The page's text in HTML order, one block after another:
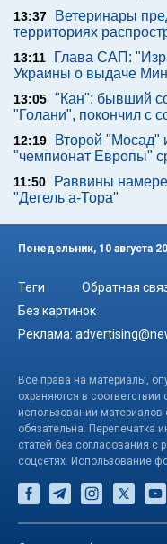
13:37
Ветеринары
территориях
13:11
Глава САП:
Украины о выдаче
13:05 "Кан": бывший
"Голани", покончил с
12:19
Второй "Мосад"
"чемпионат Европы"
11:50
Раввины
"Дегель а-Тора"
Понедельник, 10 августа
Теги Обратная
Без картинок
Реклама:
Все права на материалы,
охраняются в
использовании материалов
обязательна. Перепечатка
статей без согласования с
соцсетях. Использование